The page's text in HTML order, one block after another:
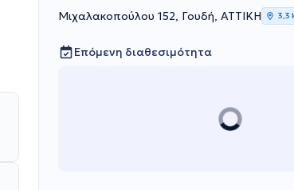
Μιχαλακοπούλου 152, Γουδή, ΑΤΤΙΚΗ 3,3
Επόμενη διαθεσιμότητα